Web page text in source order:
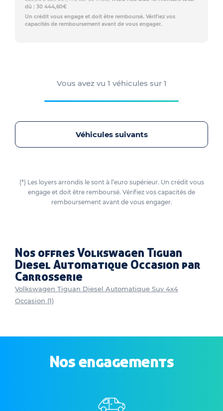
dû : 30 444,60€
Un crédit vous engage et doit être remboursé. Vérifiez vos
capacités de remboursement avant de vous engager.
Vous avez vu 1 véhicules sur 1
Véhicules suivants
(*) Les loyers arrondis le sont à l’euro supérieur. Un crédit vous
engage et doit être remboursé. Vérifiez vos capacités de
remboursement avant de vous engager.
Nos offres Volkswagen Tiguan
Diesel Automatique Occasion par
Carrosserie
Volkswagen Tiguan Diesel Automatique Suv 4x4
Occasion (1)
Nos engagements